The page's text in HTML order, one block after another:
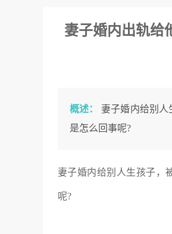
妻子婚内出轨给
概述：
妻子婚内给别人
是怎么回事呢?
妻子婚内给别人生孩子，
呢?